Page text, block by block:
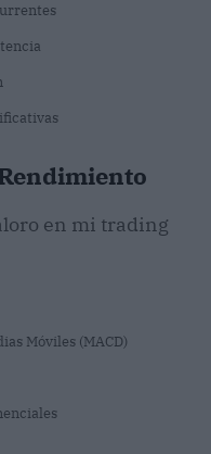
en mi trading
Móviles (MACD)